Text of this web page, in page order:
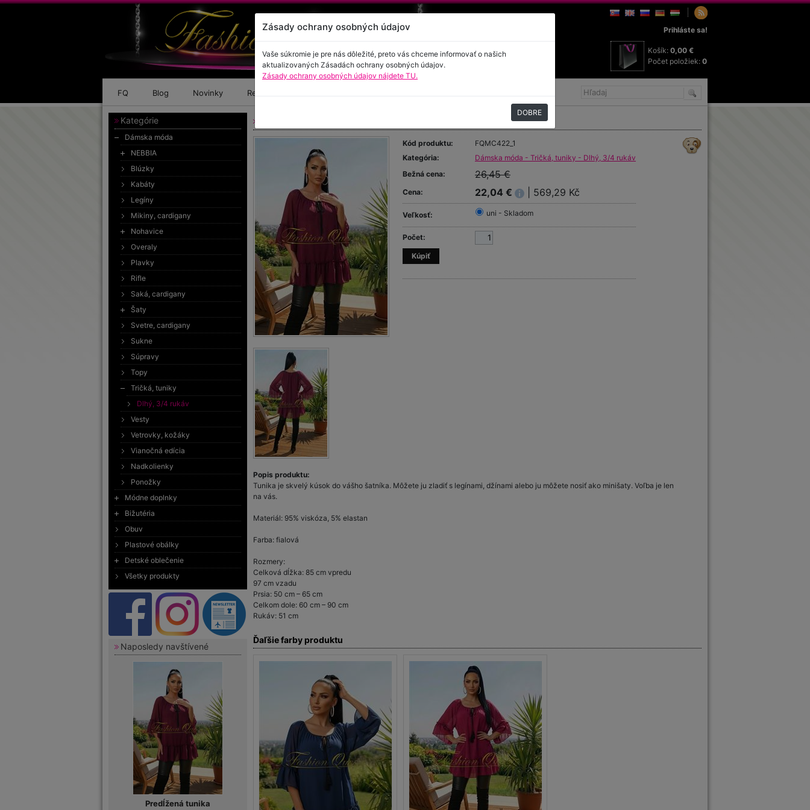
Prihláste sa!
Košík: 0,00 €
Počet položiek: 0
FQ Blog Novinky Referencie
Kategórie
Dámska móda
NEBBIA
Blúzky
Kabáty
Legíny
Mikiny, cardigany
Nohavice
Overaly
Plavky
Rifle
Saká, cardigany
Šaty
Svetre, cardigany
Sukne
Súpravy
Topy
Tričká, tuniky
Dlhý, 3/4 rukáv
Vesty
Vetrovky, kožáky
Vianočná edícia
Nadkolienky
Ponožky
Módne doplnky
Bižutéria
Obuv
Plastové obálky
Detské oblečenie
Všetky produkty
Naposledy navštívené
Predĺžená tunika
Kód produktu:
FQMC422_1
Kategória:
Dámska móda - Tričká, tuniky - Dlhý, 3/4 rukáv
Bežná cena:
26,45 €
Cena: 22,04 € | 569,29 Kč
Veľkosť: uni - Skladom
Počet:
Popis produktu:
Tunika je skvelý kúsok do vášho šatníka. Môžete ju zladiť s legínami, džínami alebo ju môžete nosiť ako minišaty. Voľba je len
na vás.
Materiál: 95% viskóza, 5% elastan
Farba: fialová
Rozmery:
Celková dĺžka: 85 cm vpredu
97 cm vzadu
Prsia: 50 cm – 65 cm
Celkom dole: 60 cm – 90 cm
Rukáv: 51 cm
Ďaľšie farby produktu
Zásady ochrany osobných údajov
Vaše súkromie je pre nás dôležité, preto vás chceme informovať o našich
aktualizovaných Zásadách ochrany osobných údajov.
Zásady ochrany osobných údajov nájdete TU.
DOBRE